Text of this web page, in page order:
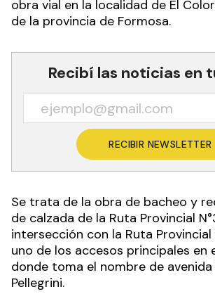
obra vial en la localidad de El
de la provincia de Formosa.
Recibí las noticias en
RECIBIR NEWSLETTER
Se trata de la obra de bacheo y
de calzada de la Ruta Provincial
intersección con la Ruta Provincial
uno de los accesos principales en
donde toma el nombre de avenida
Pellegrini.